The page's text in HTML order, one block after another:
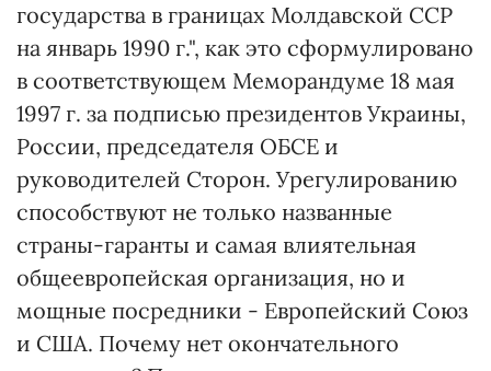
государства в границах Молдавской ССР
на январь 1990 г.", как это сформулировано
в соответствующем Меморандуме 18 мая
1997 г. за подписью президентов Украины,
России, председателя ОБСЕ и
руководителей Сторон. Урегулированию
способствуют не только названные
страны-гаранты и самая влиятельная
общеевропейская организация, но и
мощные посредники - Европейский Союз
и США. Почему нет окончательного